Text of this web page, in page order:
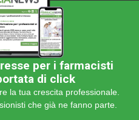
per i farmacisti
di click
la tua crescita professionale.
che già ne fanno parte.